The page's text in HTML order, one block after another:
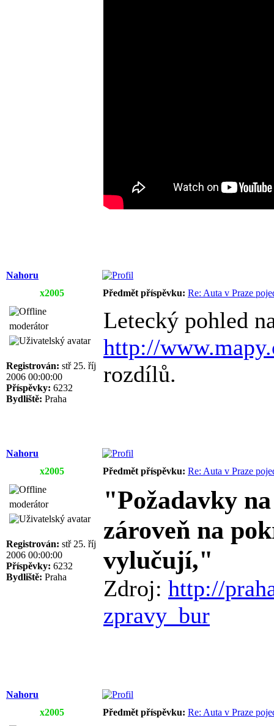
Nahoru
x2005
Předmět příspěvku: Re: Auta v Praze
moderátor
Registrován: stř 25. říj
2006 00:00:00
Příspěvky: 6232
Bydliště: Praha
Letecký pohled
http://
rozdílů.
Nahoru
x2005
Předmět příspěvku: Re: Auta v Praze
moderátor
Registrován: stř 25. říj
2006 00:00:00
Příspěvky: 6232
Bydliště: Praha
"Požadavky
zároveň na
vylučují,"
Zdroj: http://
zpravy_bur
Nahoru
x2005
Předmět příspěvku: Re: Auta v Praze